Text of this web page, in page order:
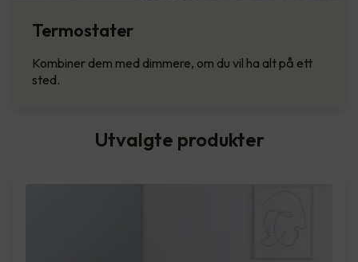
Termostater
Kombiner dem med dimmere, om du vil ha alt på ett
sted.
Utvalgte produkter